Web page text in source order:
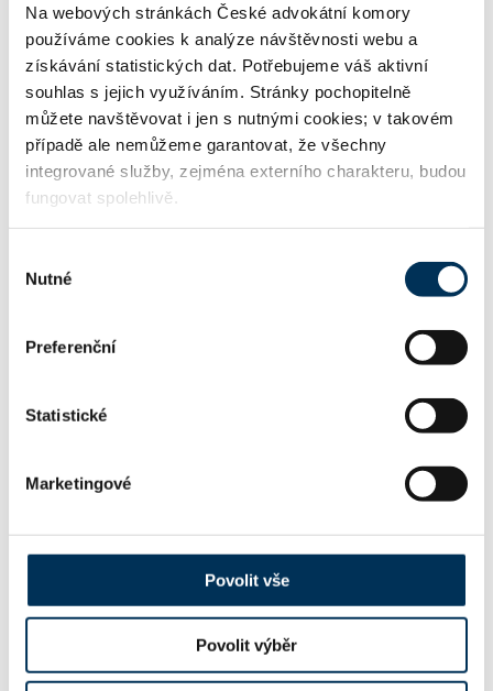
Na webových stránkách České advokátní komory
používáme cookies k analýze návštěvnosti webu a
získávání statistických dat. Potřebujeme váš aktivní
souhlas s jejich využíváním. Stránky pochopitelně
můžete navštěvovat i jen s nutnými cookies; v takovém
případě ale nemůžeme garantovat, že všechny
integrované služby, zejména externího charakteru, budou
fungovat spolehlivě.
souhlasu
Nutné
Preferenční
Statistické
Marketingové
Povolit vše
Povolit výběr
Mediátor
KONTAKT
WWW: http://www.vislegis.cz
Email:
FIRMA
Název: Mgr. Martin Pešek, advokát
76014380